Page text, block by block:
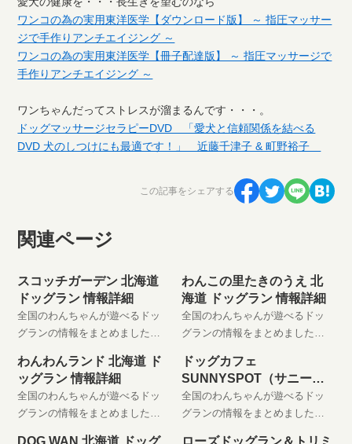
ワンコの為の実用東洋医学【ダウンロード版】 ～ 指圧マッサー
ジで手作りアンチエイジング ～
ワンコの為の実用東洋医学【冊子配達版】 ～ 指圧マッサージで
手作りアンチエイジング ～
ワンちゃんだってストレスが溜まるんです・・・。
ドッグマッサージセラピーDVD 「愛犬と信頼関係を結べる
DVD 犬のしつけにも最適です！」 近藤千津子 & 町野裕子
この記事をシェアする
関連ページ
スコッチガーデン 北海道
ドッグラン 情報詳細
全国のわんちゃんが遊べるドッ
グランの情報をまとめました。
ごしください。 是非、お気に入
りに登録してください。
わんこの里たきのうえ 北
海道 ドッグラン 情報詳細
全国のわんちゃんが遊べるドッ
グランの情報をまとめました。
ごしください。 是非、お気に入
りに登録してください。
わんわんランド 北海道 ド
ッグラン 情報詳細
全国のわんちゃんが遊べるドッ
グランの情報をまとめました。
ドッグカフェ
SUNNYSPOT（サニース
ポット） 北海道 ドッグラ
ン 情報詳細
全国のわんちゃんが遊べるドッ
グランの情報をまとめました。